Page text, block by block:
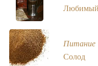
Любимый
Питание
Солод